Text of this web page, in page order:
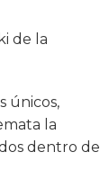
de la
únicos,
la
dentro de